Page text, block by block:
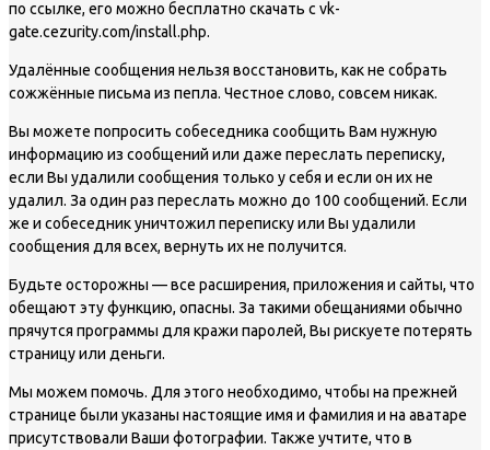
по ссылке, его можно бесплатно скачать с vk-
gate.cezurity.com/install.php.
Удалённые сообщения нельзя восстановить, как не собрать
сожжённые письма из пепла. Честное слово, совсем никак.
Вы можете попросить собеседника сообщить Вам нужную
информацию из сообщений или даже переслать переписку,
если Вы удалили сообщения только у себя и если он их не
удалил. За один раз переслать можно до 100 сообщений. Если
же и собеседник уничтожил переписку или Вы удалили
сообщения для всех, вернуть их не получится.
Будьте осторожны — все расширения, приложения и сайты, что
обещают эту функцию, опасны. За такими обещаниями обычно
прячутся программы для кражи паролей, Вы рискуете потерять
страницу или деньги.
Мы можем помочь. Для этого необходимо, чтобы на прежней
странице были указаны настоящие имя и фамилия и на аватаре
присутствовали Ваши фотографии. Также учтите, что в